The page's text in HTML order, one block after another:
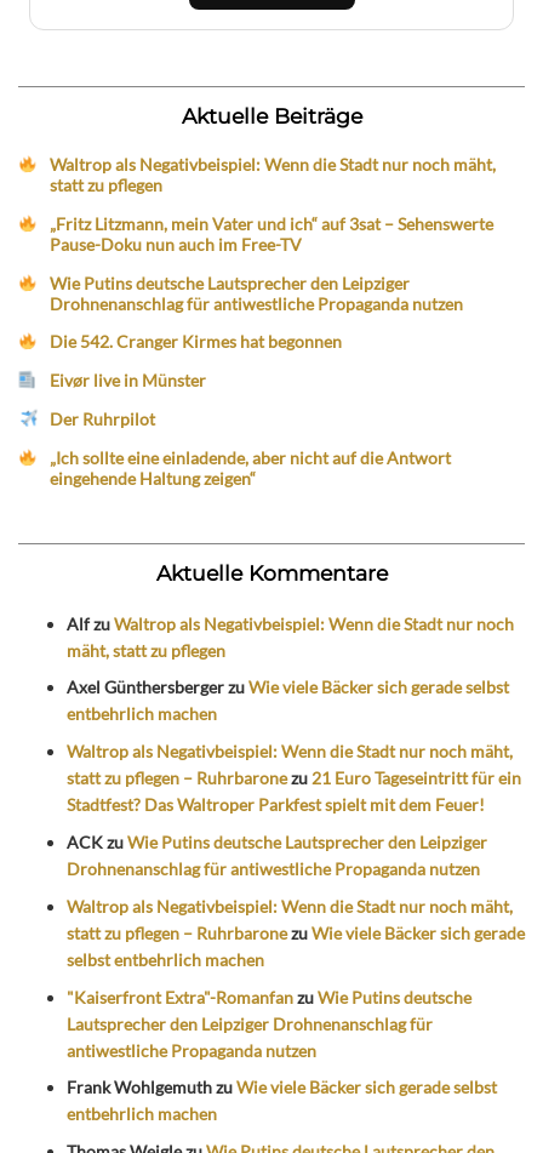
Aktuelle Beiträge
Waltrop als Negativbeispiel: Wenn die Stadt nur noch mäht,
statt zu pflegen
„Fritz Litzmann, mein Vater und ich“ auf 3sat – Sehenswerte
Pause-Doku nun auch im Free-TV
Wie Putins deutsche Lautsprecher den Leipziger
Drohnenanschlag für antiwestliche Propaganda nutzen
Die 542. Cranger Kirmes hat begonnen
Eivør live in Münster
Der Ruhrpilot
„Ich sollte eine einladende, aber nicht auf die Antwort
eingehende Haltung zeigen“
Aktuelle Kommentare
AlfzuWaltrop als Negativbeispiel: Wenn die Stadt nur noch
mäht, statt zu pflegen
Axel GünthersbergerzuWie viele Bäcker sich gerade selbst
entbehrlich machen
Waltrop als Negativbeispiel: Wenn die Stadt nur noch mäht,
statt zu pflegen – Ruhrbaronezu 21 Euro Tageseintritt für ein
Stadtfest? Das Waltroper Parkfest spielt mit dem Feuer!
ACKzuWie Putins deutsche Lautsprecher den Leipziger
Drohnenanschlag für antiwestliche Propaganda nutzen
Waltrop als Negativbeispiel: Wenn die Stadt nur noch mäht,
statt zu pflegen – RuhrbaronezuWie viele Bäcker sich gerade
selbst entbehrlich machen
"Kaiserfront Extra"-RomanfanzuWie Putins deutsche
Lautsprecher den Leipziger Drohnenanschlag für
antiwestliche Propaganda nutzen
Frank WohlgemuthzuWie viele Bäcker sich gerade selbst
entbehrlich machen